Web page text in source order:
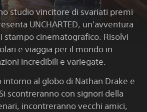
studio vincitore di svariati premi
UNCHARTED, un'avventura
stampo cinematografico. Risolvi
e viaggia per il mondo in
incredibili e variegate.
intorno al globo di Nathan Drake e
scontreranno con signori della
incontreranno vecchi amici,